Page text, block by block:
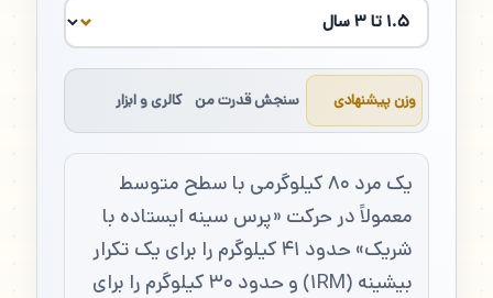
وزن پیشنهادی سنجش قدرت من کالری و ابزار
یک مرد ۸۰ کیلوگرمی با سطح متوسط
معمولاً در حرکت «پرس سینه ایستاده با
شریک» حدود ۴۱ کیلوگرم را برای یک تکرار
بیشینه (۱RM) و حدود ۳۰ کیلوگرم را برای